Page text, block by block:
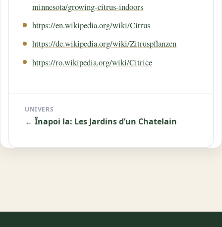
minnesota/growing-citrus-indoors
https://en.wikipedia.org/wiki/Citrus
https://de.wikipedia.org/wiki/Zitruspflanzen
https://ro.wikipedia.org/wiki/Citrice
UNIVERS
← Înapoi la: Les Jardins d’un Chatelain